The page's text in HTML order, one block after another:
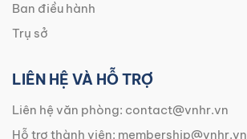
Ban điều hành
Trụ sở
LIÊN HỆ VÀ HỖ TRỢ
Liên hệ văn phòng: contact@vnhr.vn
Hỗ trợ thành viên: membership@vnhr.vn